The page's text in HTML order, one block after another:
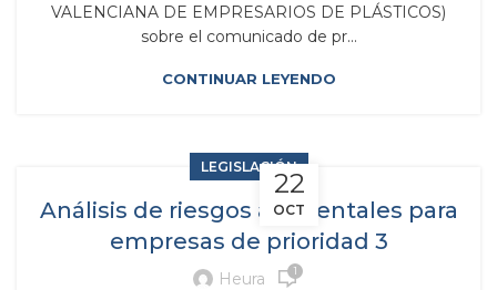
VALENCIANA DE EMPRESARIOS DE PLÁSTICOS)
sobre el comunicado de pr...
CONTINUAR LEYENDO
22
OCT
LEGISLACIÓN
Análisis de riesgos ambientales para
empresas de prioridad 3
Heura 1